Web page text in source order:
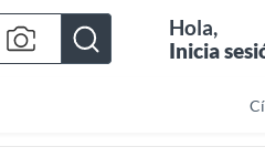
Hola,
Inicia